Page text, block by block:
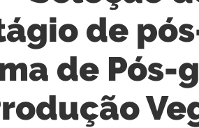
de
de Pós-